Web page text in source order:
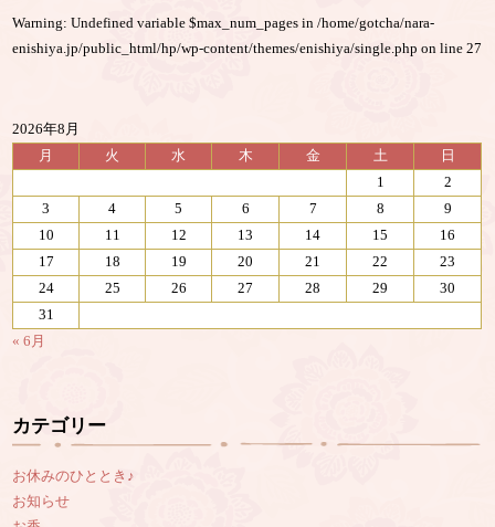
Warning: Undefined variable $max_num_pages in/home/gotcha/nara-
enishiya.jp/public_html/hp/wp-content/themes/enishiya/single.php on line27
2026年8月
月
火 水 木 金 土
日
1
2
3
4 5 6 7 8
9
10
11 12 13 14 15
16
17
18 19 20 21 22
23
24
25 26 27 28 29
30
31
« 6月
カテゴリー
お休みのひととき♪
お知らせ